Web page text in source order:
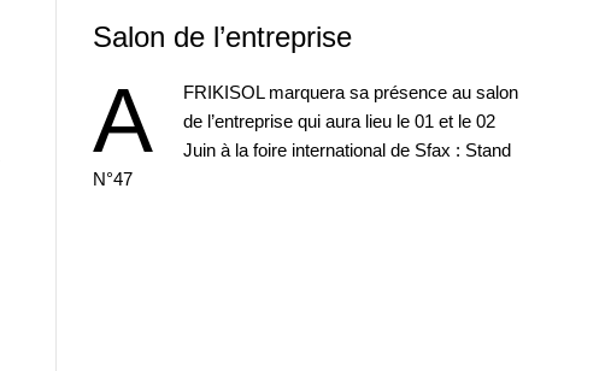
Salon de l’entreprise
A
FRIKISOL marquera sa présence au salon
de l’entreprise qui aura lieu le 01 et le 02
Juin à la foire international de Sfax : Stand
N°47